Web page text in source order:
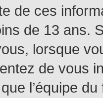
de ces
de 13 ans.
lorsque
de vous
l’équipe